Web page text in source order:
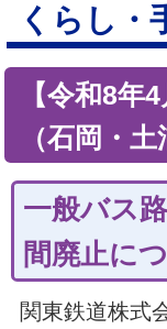
くらし・
【令和8年
（石岡・
一般バス
間廃止に
関東鉄道株式